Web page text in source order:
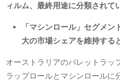
ィルム、最終用途に分類されて
「マシンロール」セグメ
大の市場シェアを維持する
オーストラリアのパレットラッ
ラップロールとマシンロールに